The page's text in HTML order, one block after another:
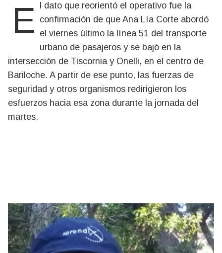
El dato que reorientó el operativo fue la confirmación de que Ana Lía Corte abordó
el viernes último la línea 51 del transporte
urbano de pasajeros y se bajó en la
intersección de Tiscornia y Onelli, en el centro de
Bariloche. A partir de ese punto, las fuerzas de
seguridad y otros organismos redirigieron los
esfuerzos hacia esa zona durante la jornada del
martes.